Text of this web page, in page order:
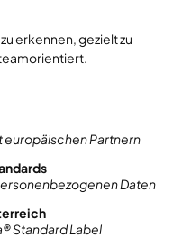
erkennen, gezielt zu
europäischen Partnern
Daten
Standard Label